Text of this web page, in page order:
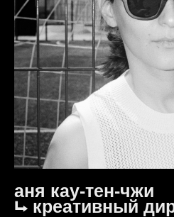
аня кау-тен-чжи
⮡ креативный